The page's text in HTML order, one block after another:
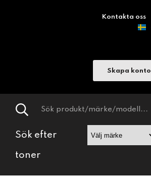
Kontakta oss
Skapa konto
Sök efter
toner